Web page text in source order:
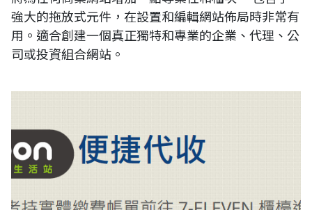
強大的拖放式元件，在設置和編輯網站佈局時非常有
用。適合創建一個真正獨特和專業的企業、代理、公
司或投資組合網站。